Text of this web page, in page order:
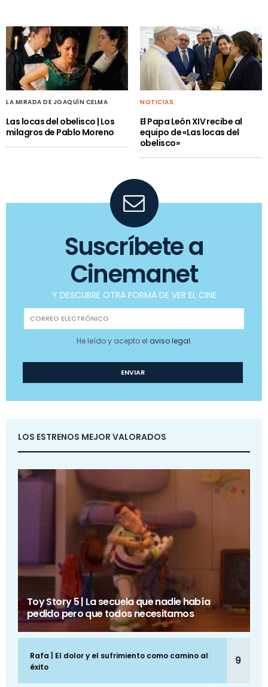
LA MIRADA DE JOAQUÍN CELMA
Las locas del obelisco | Los
milagros de Pablo Moreno
NOTICIAS
El Papa León XIV recibe al
equipo de «Las locas del
obelisco»
Suscríbete a
Cinemanet
Y DESCUBRE OTRA FORMA DE VER EL CINE
He leído y acepto el aviso legal.
LOS ESTRENOS MEJOR VALORADOS
Toy Story 5 | La secuela que nadie había
pedido pero que todos necesitamos
Rafa | El dolor y el sufrimiento como camino al
éxito
9